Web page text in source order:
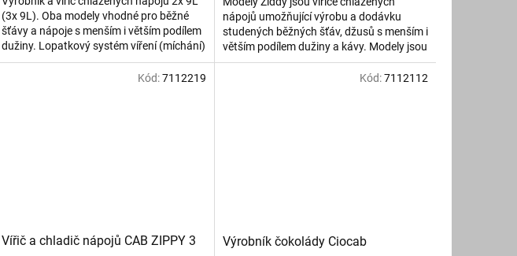
(3x 9L). Oba modely vhodné pro běžné
šťávy a nápoje s menším i větším podílem
dužiny. Lopatkový systém víření (míchání)
dokonale...
nápojů umožňující výrobu a dodávku
studených běžných šťáv, džusů s menším i
větším podílem dužiny a kávy. Modely jsou
v nerezovém provedení s...
Vířič a chladič nápojů CAB ZIPPY 3
Kód:7112219
Výrobník čokolády Ciocab
Kód:7112112